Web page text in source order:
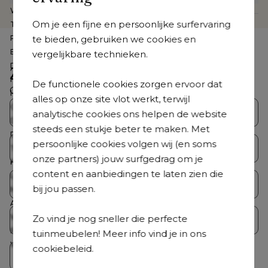
Om je een fijne en persoonlijke surfervaring
te bieden, gebruiken we cookies en
vergelijkbare technieken.
De functionele cookies zorgen ervoor dat
alles op onze site vlot werkt, terwijl
analytische cookies ons helpen de website
steeds een stukje beter te maken. Met
persoonlijke cookies volgen wij (en soms
onze partners) jouw surfgedrag om je
content en aanbiedingen te laten zien die
bij jou passen.
Zo vind je nog sneller die perfecte
tuinmeubelen! Meer info vind je in ons
cookiebeleid.
Webartikelnummer
Te zien in de showroom
Nee
Product collectie
Orso
Breedte
210 cm
Diepte
Hoogte
Hoogte zitting
Gemonteerd
Dikte rugkussen
20 cm
Dikte zitkussen
14 cm
Totale afmetingen
B 210 x D 80 x H 67 cm
Kussen(s) inbegrepen
Ja
Loungetafel inbegrepen
Nee
Merk
Aantal personen
Wasbare hoes
Nee
Roestvrij frame
Ja
Weerbestendigheid tuinmeubel
Zoek je iets anders?
Ontdek ons volledig aanbod
Bristol Collecties Loungesets
Tuintafelsets Tuintafels
Tuinstoelen
Parasols Accessoires